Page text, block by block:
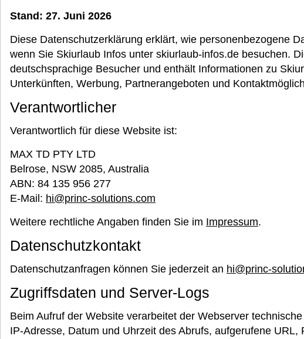
Stand: 27. Juni 2026
Diese Datenschutzerklärung erklärt, wie personenbezogene
wenn Sie Skiurlaub Infos unter skiurlaub-infos.de besuchen.
deutschsprachige Besucher und enthält Informationen zu
Unterkünften, Werbung, Partnerangeboten und
Verantwortlicher
Verantwortlich für diese Website ist:
MAX TD PTY LTD
Belrose, NSW 2085, Australia
ABN: 84 135 956 277
E-Mail: hi@princ-solutions.com
Weitere rechtliche Angaben finden Sie im Impressum.
Datenschutzkontakt
Datenschutzanfragen können Sie jederzeit an hi@princ-
Zugriffsdaten und Server-Logs
Beim Aufruf der Website verarbeitet der Webserver
IP-Adresse, Datum und Uhrzeit des Abrufs, aufgerufene URL,